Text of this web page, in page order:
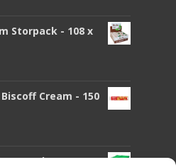
Storpack - 108 x
Cream - 150
- 20 x 40 g